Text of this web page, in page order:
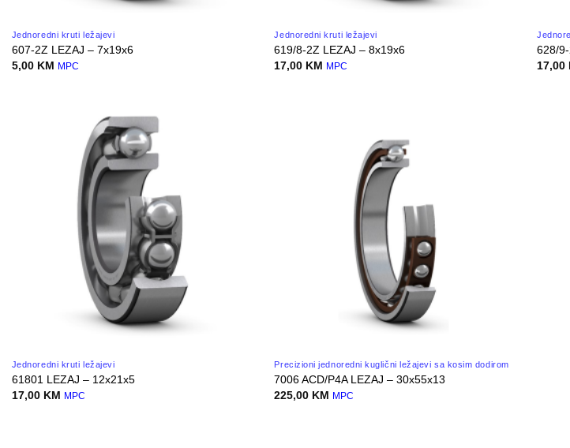
Jednoredni kruti ležajevi
607-2Z LEZAJ – 7x19x6
5,00 KM MPC
Jednoredni kruti ležajevi
619/8-2Z LEZAJ – 8x19x6
17,00 KM MPC
628/
17,00
Jednoredni kruti ležajevi
61801 LEZAJ – 12x21x5
17,00 KM MPC
Precizioni jednoredni kuglični ležajevi sa kosim dodirom
7006 ACD/P4A LEZAJ – 30x55x13
225,00 KM MPC